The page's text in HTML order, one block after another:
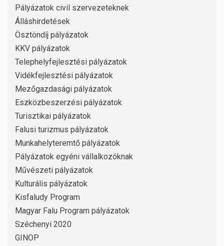
Pályázatok civil szervezeteknek
Álláshirdetések
Ösztöndíj pályázatok
KKV pályázatok
Telephelyfejlesztési pályázatok
Vidékfejlesztési pályázatok
Mezőgazdasági pályázatok
Eszközbeszerzési pályázatok
Turisztikai pályázatok
Falusi turizmus pályázatok
Munkahelyteremtő pályázatok
Pályázatok egyéni vállalkozóknak
Művészeti pályázatok
Kulturális pályázatok
Kisfaludy Program
Magyar Falu Program pályázatok
Széchenyi 2020
GINOP